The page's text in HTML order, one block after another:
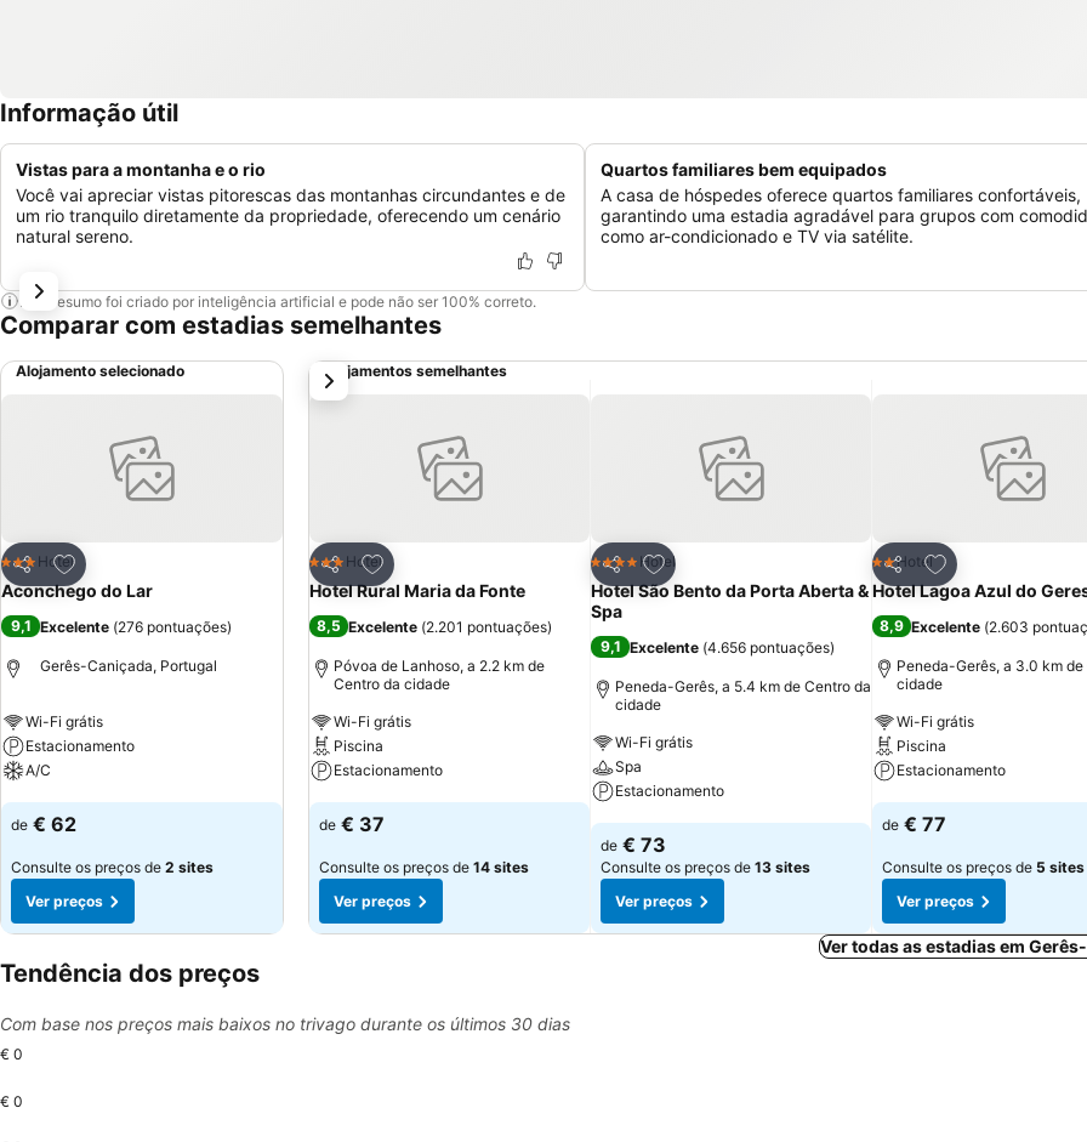
Informação útil
Vistas para a montanha e o rio
Você vai apreciar vistas pitorescas das montanhas circundantes e de
um rio tranquilo diretamente da propriedade, oferecendo um cenário
natural sereno.
Quartos familiares bem equipados
A casa de hóspedes oferece quartos familiares confortáveis,
garantindo uma estadia agradável para grupos com
como ar-condicionado e TV via satélite.
Este resumo foi criado por inteligência artificial e pode não ser 100% correto.
Comparar com estadias semelhantes
Alojamento selecionado
Partilhar
Adicionar aos favoritos
3 Estrelas
Hotel
Aconchego do Lar
9,1 Excelente (276 pontuações)
Gerês-Caniçada, Portugal
Wi-Fi grátis
Estacionamento
A/C
Ver preços
de € 62
Consulte os preços de 2 sites
Ver preços
Alojamentos semelhantes
Partilhar
Adicionar aos favoritos
3 Estrelas
Hotel
Hotel Rural Maria da Fonte
8,5 Excelente (2.201 pontuações)
Póvoa de Lanhoso, a 2.2 km de
Centro da cidade
Wi-Fi grátis
Piscina
Estacionamento
Ver preços
de € 37
Consulte os preços de 14 sites
Ver preços
Partilhar
Adicionar aos favoritos
4 EstrelasHotel
Hotel São Bento da Porta Aberta &
Spa
9,1 Excelente (4.656 pontuações)
Peneda-Gerês, a 5.4 km de Centro da
cidade
Wi-Fi grátis
Spa
Estacionamento
Ver preços
de € 73
Consulte os preços de 13 sites
Ver preços
Partilhar
Adicionar aos
2 Estrelas
Hotel
Hotel Lagoa Azul do
8,9 Excelente (2.603
Peneda-Gerês, a 3.0 km de
cidade
Wi-Fi grátis
Piscina
Estacionamento
Ver preços
de € 77
Consulte os preços de 5 sites
Ver preços
próximo
Ver todas as estadias em
Tendência dos preços
Com base nos preços mais baixos no trivago durante os últimos 30 dias
€ 0
€ 0